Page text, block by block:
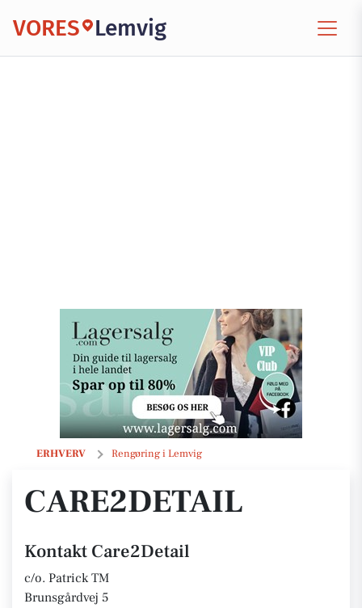
VORES Lemvig
ERHVERV Rengøring i Lemvig
Care2Detail
CARE2DETAIL
Kontakt Care2Detail
c/o. Patrick TM
Brunsgårdvej 5